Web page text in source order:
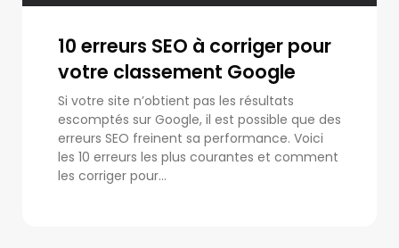
10 erreurs SEO à corriger pour
votre classement Google
Si votre site n’obtient pas les résultats
escomptés sur Google, il est possible que des
erreurs SEO freinent sa performance. Voici
les 10 erreurs les plus courantes et comment
les corriger pour...